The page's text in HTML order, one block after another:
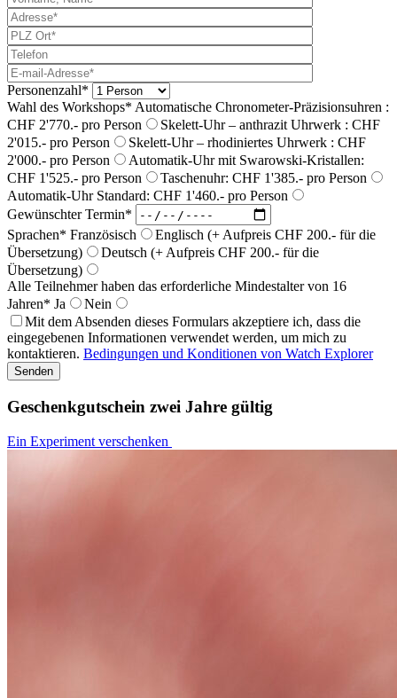
Personenzahl*
Wahl des Workshops* Automatische Chronometer-Präzisionsuhren :
CHF 2'770.- pro Person
Skelett-Uhr – anthrazit Uhrwerk : CHF
2'015.- pro Person
Skelett-Uhr – rhodiniertes Uhrwerk : CHF
2'000.- pro Person
Automatik-Uhr mit Swarowski-Kristallen:
CHF 1'525.- pro Person
Taschenuhr: CHF 1'385.- pro Person
Automatik-Uhr Standard: CHF 1'460.- pro Person
Gewünschter Termin*
Sprachen* Französisch
Englisch (+ Aufpreis CHF 200.- für die
Übersetzung)
Deutsch (+ Aufpreis CHF 200.- für die
Übersetzung)
Alle Teilnehmer haben das erforderliche Mindestalter von 16
Jahren* Ja
Nein
Mit dem Absenden dieses Formulars akzeptiere ich, dass die
eingegebenen Informationen verwendet werden, um mich zu
kontaktieren. Bedingungen und Konditionen von Watch Explorer
Geschenkgutschein zwei Jahre gültig
Ein Experiment verschenken